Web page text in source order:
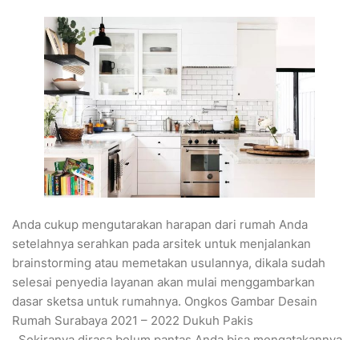
Anda cukup mengutarakan harapan dari rumah Anda
setelahnya serahkan pada arsitek untuk menjalankan
brainstorming atau memetakan usulannya, dikala sudah
selesai penyedia layanan akan mulai menggambarkan
dasar sketsa untuk rumahnya. Ongkos Gambar Desain
Rumah Surabaya 2021 – 2022 Dukuh Pakis